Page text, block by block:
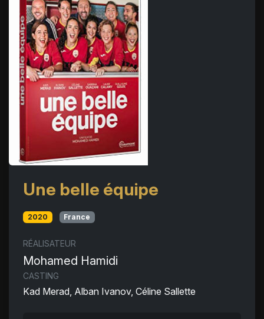
Une belle équipe
2020 France
RÉALISATEUR
Mohamed Hamidi
CASTING
Kad Merad, Alban Ivanov, Céline Sallette